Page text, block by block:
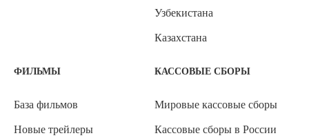
Узбекистана
Казахстана
ФИЛЬМЫ
База фильмов
Новые трейлеры
КАССОВЫЕ СБОРЫ
Мировые кассовые сборы
Кассовые сборы в России